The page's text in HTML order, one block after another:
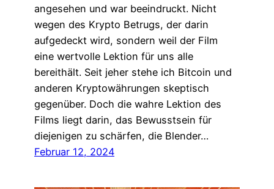
angesehen und war beeindruckt. Nicht
wegen des Krypto Betrugs, der darin
aufgedeckt wird, sondern weil der Film
eine wertvolle Lektion für uns alle
bereithält. Seit jeher stehe ich Bitcoin und
anderen Kryptowährungen skeptisch
gegenüber. Doch die wahre Lektion des
Films liegt darin, das Bewusstsein für
diejenigen zu schärfen, die Blender…
Februar 12, 2024